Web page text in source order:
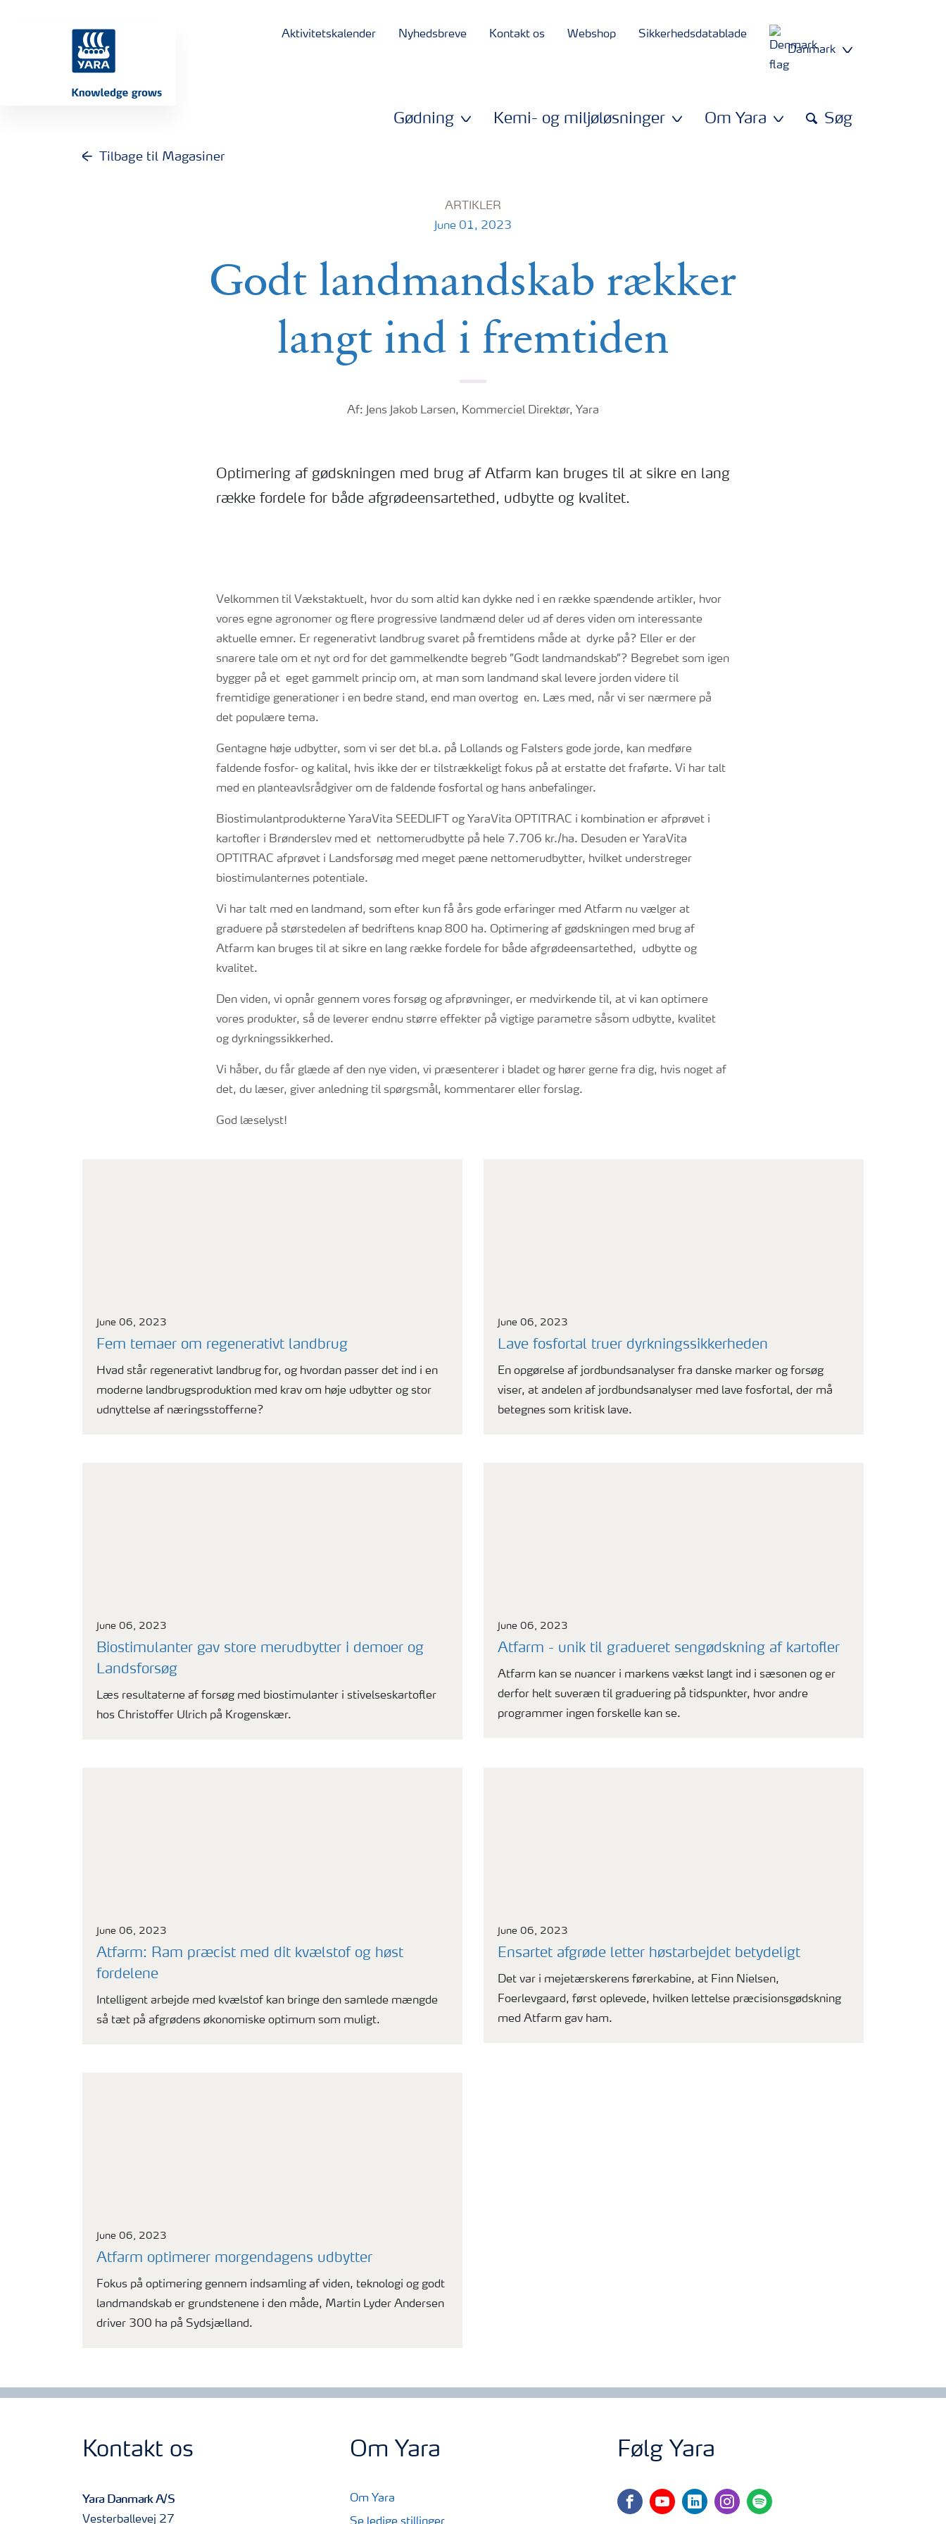
Aktivitetskalender Nyhedsbreve Kontakt os Webshop
Sikkerhedsdatablade
Danmark
Gødning Kemi- og miljøløsninger Om Yara Søg
Tilbage til Magasiner
ARTIKLER
June 01, 2023
Godt landmandskab rækker
langt ind i fremtiden
Af: Jens Jakob Larsen, Kommerciel Direktør, Yara
Optimering af gødskningen med brug af Atfarm kan bruges til at sikre en lang
række fordele for både afgrødeensartethed, udbytte og kvalitet.
Velkommen til Vækstaktuelt, hvor du som altid kan dykke ned i en række spændende artikler, hvor
vores egne agronomer og flere progressive landmænd deler ud af deres viden om interessante
aktuelle emner. Er regenerativt landbrug svaret på fremtidens måde at dyrke på? Eller er der
snarere tale om et nyt ord for det gammelkendte begreb ”Godt landmandskab”? Begrebet som igen
bygger på et eget gammelt princip om, at man som landmand skal levere jorden videre til
fremtidige generationer i en bedre stand, end man overtog en. Læs med, når vi ser nærmere på
det populære tema.
Gentagne høje udbytter, som vi ser det bl.a. på Lollands og Falsters gode jorde, kan medføre
faldende fosfor- og kalital, hvis ikke der er tilstrækkeligt fokus på at erstatte det fraførte. Vi har talt
med en planteavlsrådgiver om de faldende fosfortal og hans anbefalinger.
Biostimulantprodukterne YaraVita SEEDLIFT og YaraVita OPTITRAC i kombination er afprøvet i
kartofler i Brønderslev med et nettomerudbytte på hele 7.706 kr./ha. Desuden er YaraVita
OPTITRAC afprøvet i Landsforsøg med meget pæne nettomerudbytter, hvilket understreger
biostimulanternes potentiale.
Vi har talt med en landmand, som efter kun få års gode erfaringer med Atfarm nu vælger at
graduere på størstedelen af bedriftens knap 800 ha. Optimering af gødskningen med brug af
Atfarm kan bruges til at sikre en lang række fordele for både afgrødeensartethed, udbytte og
kvalitet.
Den viden, vi opnår gennem vores forsøg og afprøvninger, er medvirkende til, at vi kan optimere
vores produkter, så de leverer endnu større effekter på vigtige parametre såsom udbytte, kvalitet
og dyrkningssikkerhed.
Vi håber, du får glæde af den nye viden, vi præsenterer i bladet og hører gerne fra dig, hvis noget af
det, du læser, giver anledning til spørgsmål, kommentarer eller forslag.
God læselyst!
June 06, 2023
Fem temaer om regenerativt landbrug
Hvad står regenerativt landbrug for, og hvordan passer det ind i en
moderne landbrugsproduktion med krav om høje udbytter og stor
udnyttelse af næringsstofferne?
June 06, 2023
Lave fosfortal truer dyrkningssikkerheden
En opgørelse af jordbundsanalyser fra danske marker og forsøg
viser, at andelen af jordbundsanalyser med lave fosfortal, der må
betegnes som kritisk lave.
June 06, 2023
Biostimulanter gav store merudbytter i demoer og
Landsforsøg
Læs resultaterne af forsøg med biostimulanter i stivelseskartofler
hos Christoffer Ulrich på Krogenskær.
June 06, 2023
Atfarm - unik til gradueret sengødskning af kartofler
Atfarm kan se nuancer i markens vækst langt ind i sæsonen og er
derfor helt suveræn til graduering på tidspunkter, hvor andre
programmer ingen forskelle kan se.
June 06, 2023
Atfarm: Ram præcist med dit kvælstof og høst
fordelene
Intelligent arbejde med kvælstof kan bringe den samlede mængde
så tæt på afgrødens økonomiske optimum som muligt.
June 06, 2023
Ensartet afgrøde letter høstarbejdet betydeligt
Det var i mejetærskerens førerkabine, at Finn Nielsen,
Foerlevgaard, først oplevede, hvilken lettelse præcisionsgødskning
med Atfarm gav ham.
June 06, 2023
Atfarm optimerer morgendagens udbytter
Fokus på optimering gennem indsamling af viden, teknologi og godt
landmandskab er grundstenene i den måde, Martin Lyder Andersen
driver 300 ha på Sydsjælland.
Kontakt os
Yara Danmark A/S
Vesterballevej 27
Om Yara
Om Yara
Følg Yara
facebookyoutubelinkedininstagram
spotify